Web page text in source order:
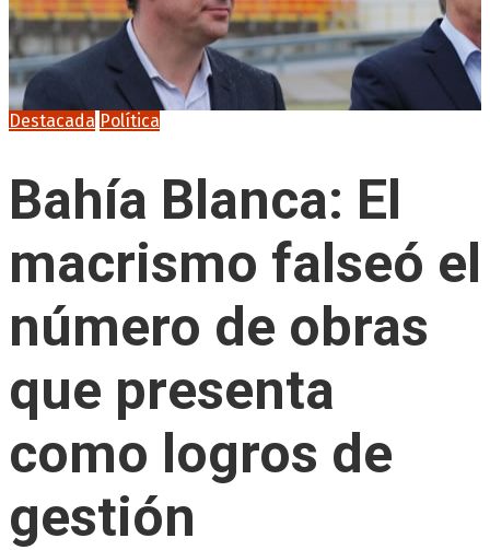
Destacada Política
Bahía Blanca: El
macrismo falseó el
número de obras
que presenta
como logros de
gestión